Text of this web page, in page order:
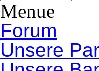
Menue
Forum
Unsere